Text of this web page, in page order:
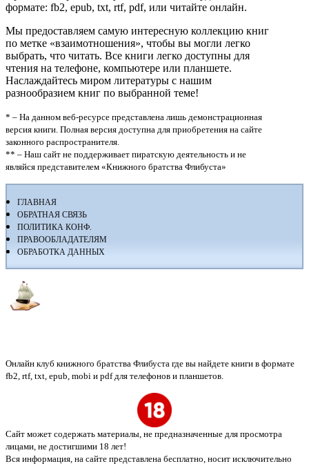
формате: fb2, epub, txt, rtf, pdf, или читайте онлайн.
Мы предоставляем самую интересную коллекцию книг
по метке «взаимотношения», чтобы вы могли легко
выбрать, что читать. Все книги легко доступны для
чтения на телефоне, компьютере или планшете.
Наслаждайтесь миром литературы с нашим
разнообразием книг по выбранной теме!
* – На данном веб-ресурсе представлена лишь демонстрационная
версия книги. Полная версия доступна для приобретения на сайте
законного распространителя.
** – Наш сайт не поддерживает пиратскую деятельность и не
являйся представителем «Книжного братства Флибуста»
ГЛАВНАЯ
ОБРАТНАЯ СВЯЗЬ
ПОЛИТИКА КОНФ.
ПРАВООБЛАДАТЕЛЯМ
ОБРАБОТКА ДАННЫХ
Онлайн клуб книжного братства Флибуста где вы найдете книги в формате
fb2, rtf, txt, epub, mobi и pdf для телефонов и планшетов.
Сайт может содержать материалы, не предназначенные для просмотра
лицами, не достигшими 18 лет!
Вся информация, на сайте представлена бесплатно, носит исключительно